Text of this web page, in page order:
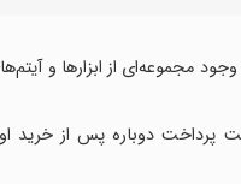
مجموعه‌ای از ابزارها و
پرداخت دوباره پس از خرید